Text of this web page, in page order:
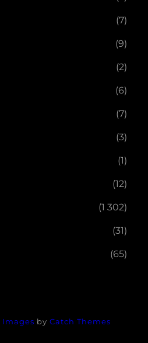
(7)
(9)
(2)
(6)
(7)
(3)
(1)
(12)
(1 302)
(31)
(65)
Images by Catch Themes